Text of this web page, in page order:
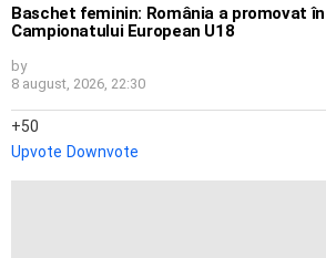
Baschet feminin: România a promovat în
Campionatului European U18
by
8 august, 2026, 22:30
50
Upvote Downvote